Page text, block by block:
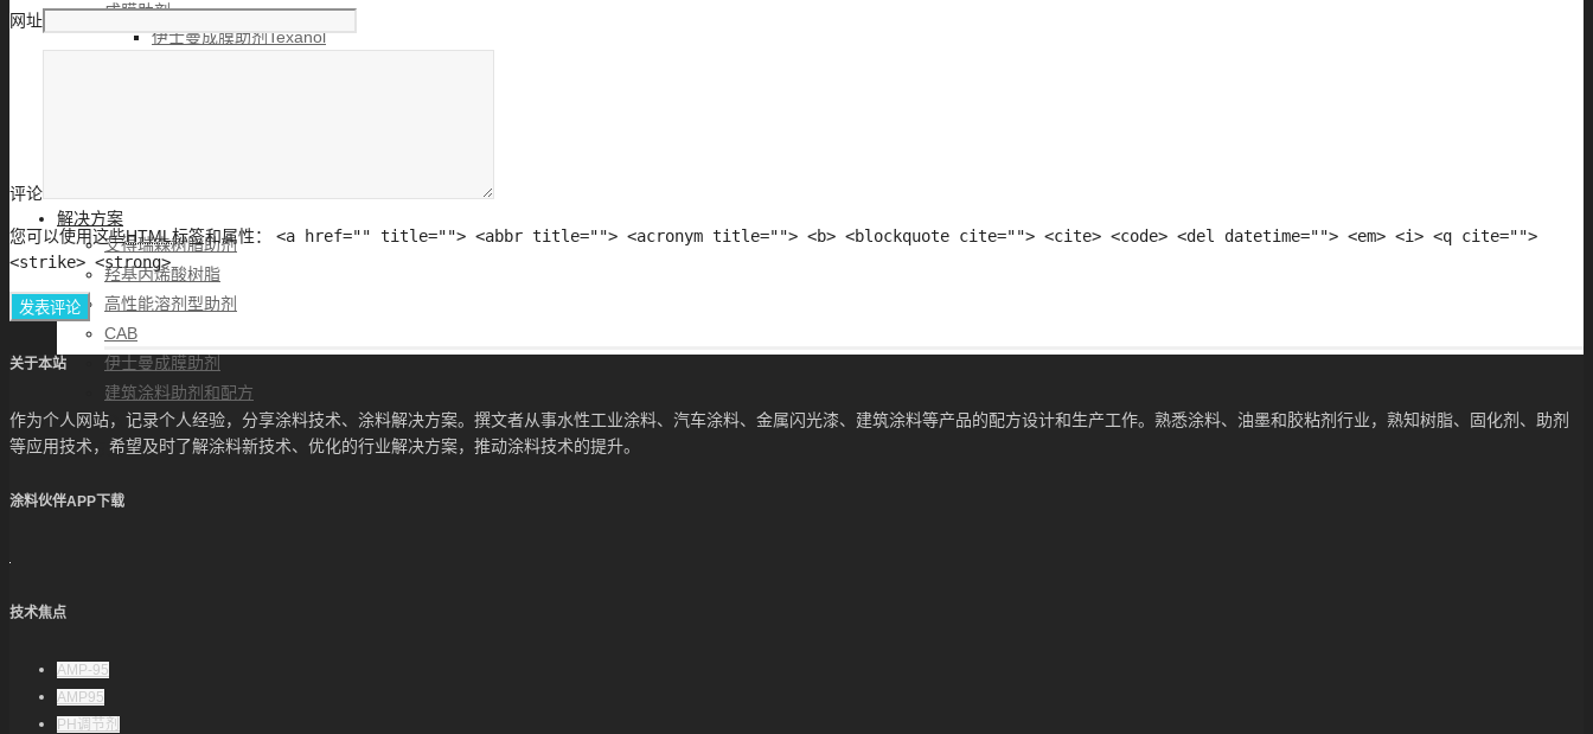
成膜助剂
伊士曼成膜助剂Texanol
解决方案
艾得瑞森树脂助剂
羟基丙烯酸树脂
高性能溶剂型助剂
CAB
伊士曼成膜助剂
建筑涂料助剂和配方
帮助中心
联系方式
网址
评论
您可以使用这些HTML标签和属性： <a href="" title=""> <abbr title=""> <acronym title=""> <b> <blockquote cite=""> <cite> <code> <del datetime=""> <em> <i> <q cite="">
<strike> <strong>
关于本站
作为个人网站，记录个人经验，分享涂料技术、涂料解决方案。撰文者从事水性工业涂料、汽车涂料、金属闪光漆、建筑涂料等产品的配方设计和生产工作。熟悉涂料、油墨和胶粘剂行业，熟知树脂、固化剂、助剂
等应用技术，希望及时了解涂料新技术、优化的行业解决方案，推动涂料技术的提升。
涂料伙伴APP下载
技术焦点
AMP-95
AMP95
PH调节剂